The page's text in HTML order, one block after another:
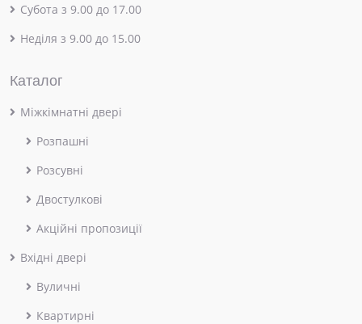
Субота з 9.00 до 17.00
Неділя з 9.00 до 15.00
Каталог
Міжкімнатні двері
Розпашні
Розсувні
Двостулкові
Акційні пропозиції
Вхідні двері
Вуличні
Квартирні